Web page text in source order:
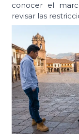
conocer el
revisar las